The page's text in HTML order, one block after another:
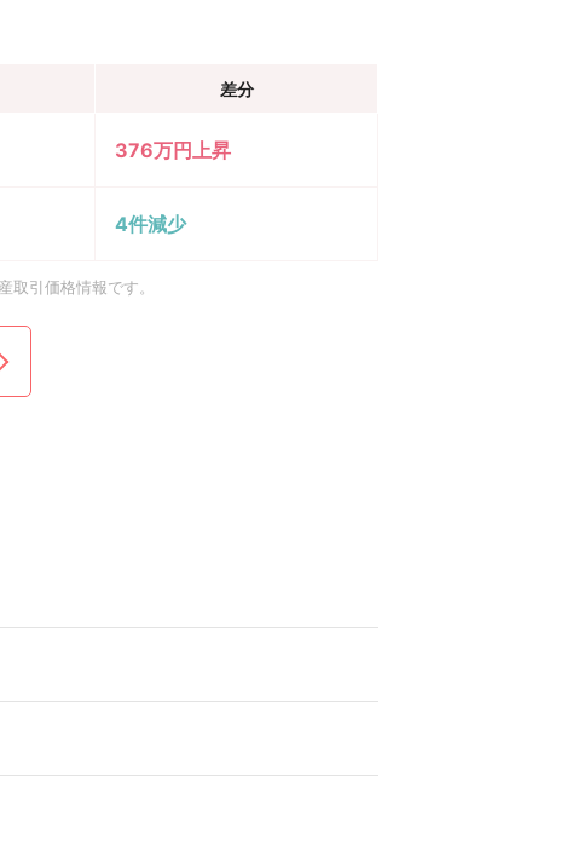
差分
376万円上昇
4件減少
引価格情報です。